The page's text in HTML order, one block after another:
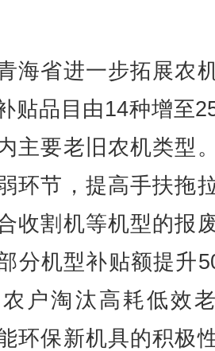
省进一步拓展农
贴品目由14种增至
主要老旧农机类型
环节，提高手扶拖
收割机等机型的报
分机型补贴额提升
户淘汰高耗低效
环保新机具的积极